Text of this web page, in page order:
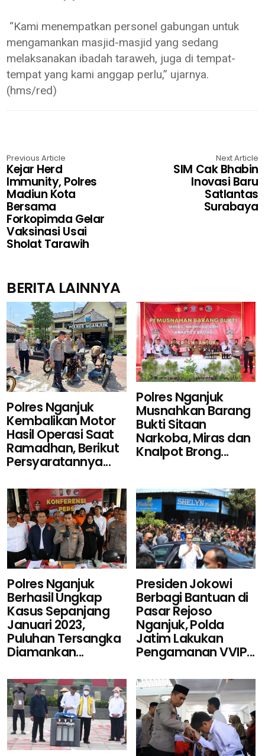
“Kami menempatkan personel gabungan untuk
mengamankan masjid-masjid yang sedang
melaksanakan ibadah taraweh, juga di tempat-
tempat yang kami anggap perlu,” ujarnya.
(hms/red)
Previous Article
Kejar Herd
Immunity, Polres
Madiun Kota
Bersama
Forkopimda Gelar
Vaksinasi Usai
Sholat Tarawih
Next Article
SIM Cak Bhabin
Inovasi Baru
Satlantas
Surabaya
BERITA LAINNYA
Polres Nganjuk
Kembalikan Motor
Hasil Operasi Saat
Ramadhan, Berikut
Persyaratannya...
Polres Nganjuk
Musnahkan Barang
Bukti Sitaan
Narkoba, Miras dan
Knalpot Brong...
Polres Nganjuk
Berhasil Ungkap
Kasus Sepanjang
Januari 2023,
Puluhan Tersangka
Diamankan...
Presiden Jokowi
Berbagi Bantuan di
Pasar Rejoso
Nganjuk, Polda
Jatim Lakukan
Pengamanan VVIP...